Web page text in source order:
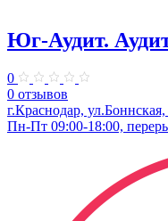
Юг-Аудит.
0
0 отзывов
г.Краснодар,
Пн-Пт 09:00-18:00,